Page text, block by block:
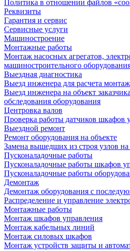
Политика в отношении файлов
Реквизиты
Гарантия и сервис
Сервисные услуги
Машиностроение
Монтажные работы
Монтаж насосных агрегатов,
машиностроительного
Выездная диагностика
Выезд инженера для расчета
Выезд инженера на объект
обследования оборудования
Центровка валов
Проверка работы датчиков шкафов
Выездной ремонт
Ремонт оборудования на объекте
Замена вышедших из строя узлов на
Пусконаладочные работы
Пусконаладочные работы шкафов
Пусконаладочные работы
Демонтаж
Демонтаж оборудования с
Распределение и управление
Монтажные работы
Монтаж шкафов управления
Монтаж кабельных линий
Монтаж силовых шкафов
Монтаж устройств защиты и